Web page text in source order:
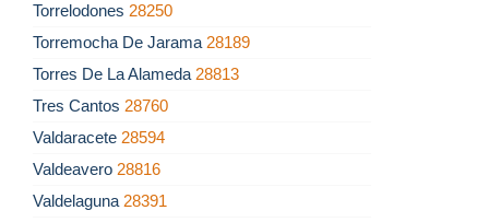
Torrelodones 28250
Torremocha De Jarama 28189
Torres De La Alameda 28813
Tres Cantos 28760
Valdaracete 28594
Valdeavero 28816
Valdelaguna 28391